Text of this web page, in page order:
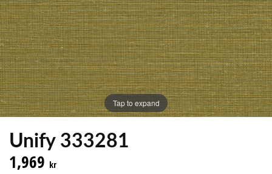
Tap to expand
Unify 333281
1,969 kr